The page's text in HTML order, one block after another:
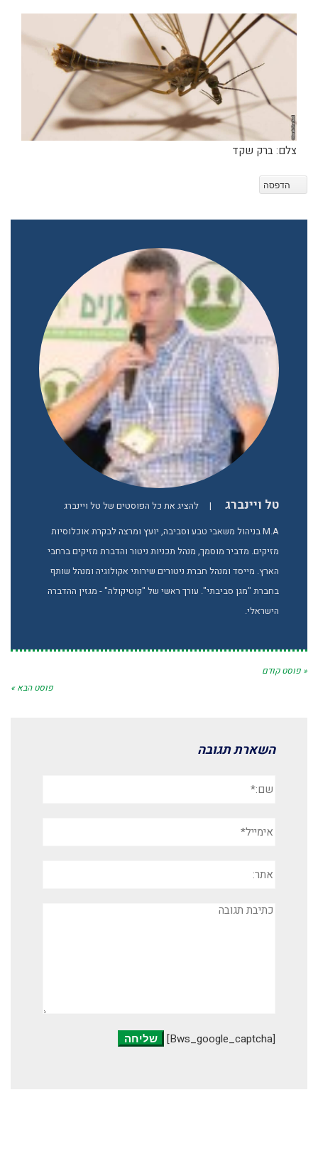
צלם: ברק שקד
הדפסה
טל ויינברג |
להציג את כל הפוסטים של טל ויינברג
M.A בניהול משאבי טבע וסביבה, יועץ ומרצה לבקרת אוכלוסיות
מזיקים. מדביר מוסמך, מנהל תכניות ניטור והדברת מזיקים ברחבי
הארץ. מייסד ומנהל חברת ניטורים שירותי אקולוגיה ומנהל שותף
בחברת "מגן סביבתי". עורך ראשי של "קוטיקולה" - מגזין ההדברה
הישראלי.
« פוסט קודם
פוסט הבא »
השארת תגובה
תגובה
[bws_google_captcha]